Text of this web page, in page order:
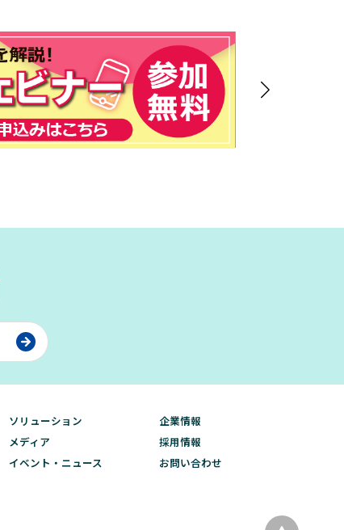
ソリューション
メディア
イベント・ニュース
企業情報
採用情報
お問い合わせ